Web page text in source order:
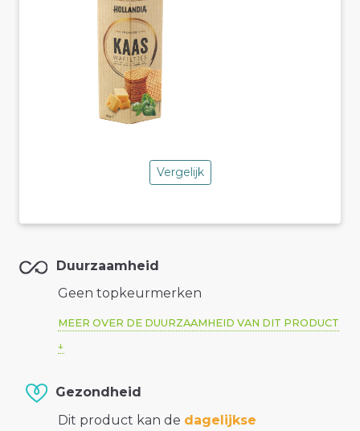
Vergelijk
Duurzaamheid
Geen topkeurmerken
MEER OVER DE DUURZAAMHEID VAN DIT PRODUCT
Gezondheid
Dit product kan de dagelijkse